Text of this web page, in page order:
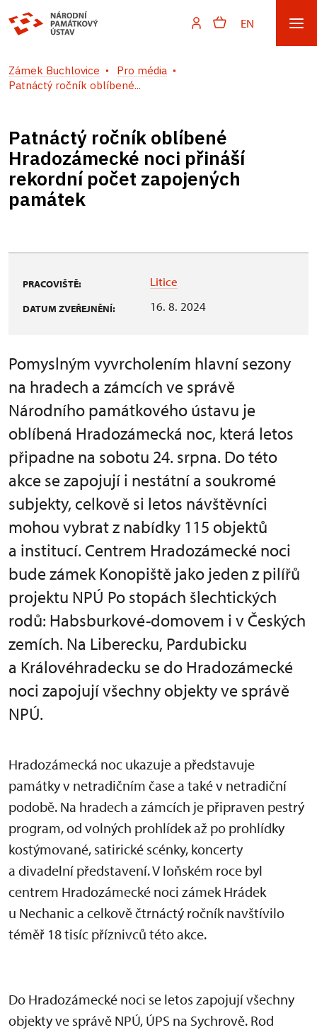
EN
Zámek Buchlovice
Pro média
Patnáctý ročník oblíbené...
Patnáctý ročník oblíbené
Hradozámecké noci přináší
rekordní počet zapojených
památek
PRACOVIŠTĚ: Litice
DATUM ZVEŘEJNĚNÍ: 16. 8. 2024
Pomyslným vyvrcholením hlavní sezony
na hradech a zámcích ve správě
Národního památkového ústavu je
oblíbená Hradozámecká noc, která letos
připadne na sobotu 24. srpna. Do této
akce se zapojují i nestátní a soukromé
subjekty, celkově si letos návštěvníci
mohou vybrat z nabídky 115 objektů
a institucí. Centrem Hradozámecké noci
bude zámek Konopiště jako jeden z pilířů
projektu NPÚ Po stopách šlechtických
rodů: Habsburkové-domovem i v Českých
zemích. Na Liberecku, Pardubicku
a Královéhradecku se do Hradozámecké
noci zapojují všechny objekty ve správě
NPÚ.
Hradozámecká noc ukazuje a představuje
památky v netradičním čase a také v netradiční
podobě. Na hradech a zámcích je připraven pestrý
program, od volných prohlídek až po prohlídky
kostýmované, satirické scénky, koncerty
a divadelní představení. V loňském roce byl
centrem Hradozámecké noci zámek Hrádek
u Nechanic a celkově čtrnáctý ročník navštívilo
téměř 18 tisíc příznivců této akce.
Do Hradozámecké noci se letos zapojují všechny
objekty ve správě NPÚ, ÚPS na Sychrově. Rod